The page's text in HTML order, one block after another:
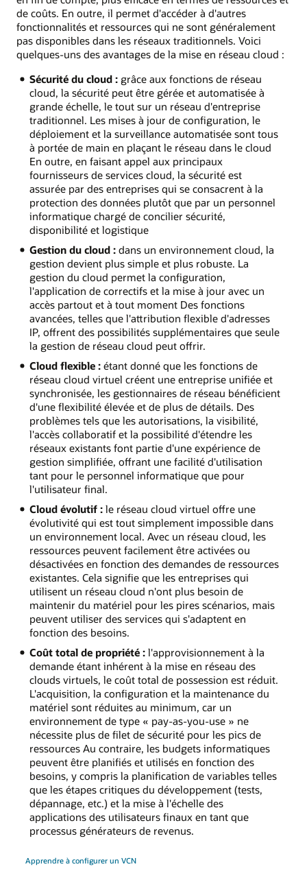
de coûts. En outre, il permet d'accéder à d'autres
fonctionnalités et ressources qui ne sont généralement
pas disponibles dans les réseaux traditionnels. Voici
quelques-uns des avantages de la mise en réseau cloud :
Sécurité du cloud :grâce aux fonctions de réseau
cloud, la sécurité peut être gérée et automatisée à
grande échelle, le tout sur un réseau d'entreprise
traditionnel. Les mises à jour de configuration, le
déploiement et la surveillance automatisée sont tous
à portée de main en plaçant le réseau dans le cloud
En outre, en faisant appel aux principaux
fournisseurs de services cloud, la sécurité est
assurée par des entreprises qui se consacrent à la
protection des données plutôt que par un personnel
informatique chargé de concilier sécurité,
disponibilité et logistique
Gestion du cloud :dans un environnement cloud, la
gestion devient plus simple et plus robuste. La
gestion du cloud permet la configuration,
l'application de correctifs et la mise à jour avec un
accès partout et à tout moment Des fonctions
avancées, telles que l'attribution flexible d'adresses
IP, offrent des possibilités supplémentaires que seule
la gestion de réseau cloud peut offrir.
Cloud flexible :étant donné que les fonctions de
réseau cloud virtuel créent une entreprise unifiée et
synchronisée, les gestionnaires de réseau bénéficient
d'une flexibilité élevée et de plus de détails. Des
problèmes tels que les autorisations, la visibilité,
l'accès collaboratif et la possibilité d'étendre les
réseaux existants font partie d'une expérience de
gestion simplifiée, offrant une facilité d'utilisation
tant pour le personnel informatique que pour
l'utilisateur final.
Cloud évolutif :le réseau cloud virtuel offre une
évolutivité qui est tout simplement impossible dans
un environnement local. Avec un réseau cloud, les
ressources peuvent facilement être activées ou
désactivées en fonction des demandes de ressources
existantes. Cela signifie que les entreprises qui
utilisent un réseau cloud n'ont plus besoin de
maintenir du matériel pour les pires scénarios, mais
peuvent utiliser des services qui s'adaptent en
fonction des besoins.
Coût total de propriété :l'approvisionnement à la
demande étant inhérent à la mise en réseau des
clouds virtuels, le coût total de possession est réduit.
L'acquisition, la configuration et la maintenance du
matériel sont réduites au minimum, car un
environnement de type « pay-as-you-use » ne
nécessite plus de filet de sécurité pour les pics de
ressources Au contraire, les budgets informatiques
peuvent être planifiés et utilisés en fonction des
besoins, y compris la planification de variables telles
que les étapes critiques du développement (tests,
dépannage, etc.) et la mise à l'échelle des
applications des utilisateurs finaux en tant que
processus générateurs de revenus.
Apprendre à configurer un VCN